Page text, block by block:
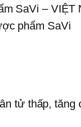
SaVi – VIỆT
phẩm SaVi
tử thấp, tăng